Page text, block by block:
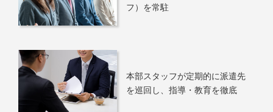
フ）を常駐
本部スタッフが定期的に派遣先
を巡回し、指導・教育を徹底